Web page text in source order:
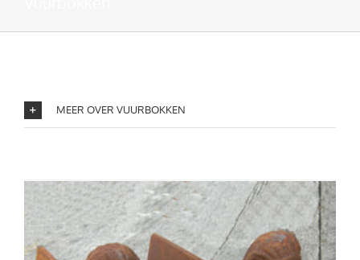
MEER OVER VUURBOKKEN